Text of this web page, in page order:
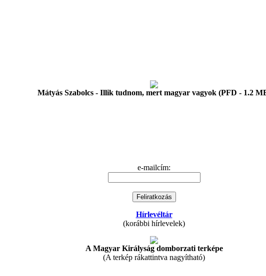
Mátyás Szabolcs - Illik tudnom, mert magyar vagyok (PFD - 1.2
e-mailcím:
Hírlevéltár
(korábbi hírlevelek)
A Magyar Királyság domborzati terképe
(A terkép rákattintva nagyítható)